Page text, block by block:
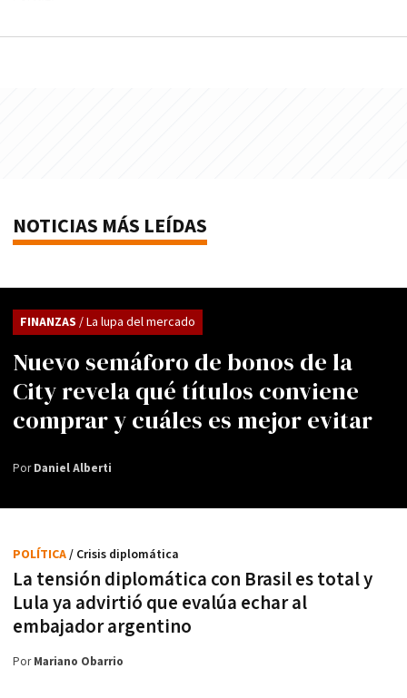
NOTICIAS MÁS LEÍDAS
Nuevo semáforo de bonos de la
City revela qué títulos conviene
comprar y cuáles es mejor evitar
FINANZAS / La lupa del mercado
PorDaniel Alberti
La tensión diplomática con Brasil es total y
Lula ya advirtió que evalúa echar al
embajador argentino
POLÍTICA/ Crisis diplomática
PorMariano Obarrio